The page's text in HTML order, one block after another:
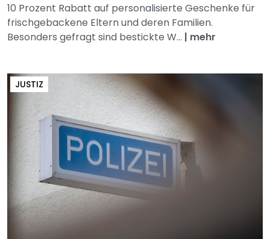
10 Prozent Rabatt auf personalisierte Geschenke für
frischgebackene Eltern und deren Familien.
Besonders gefragt sind bestickte W... | mehr
JUSTIZ